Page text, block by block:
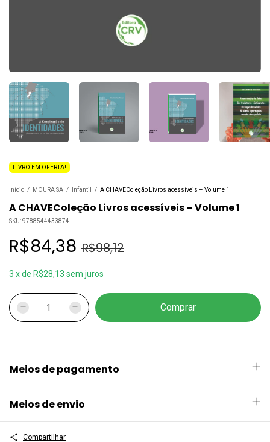
LIVRO EM OFERTA!
Início / MOURA SA / Infantil / A CHAVEColeção Livros acessíveis – Volume 1
A CHAVEColeção Livros acessíveis – Volume 1
SKU:9788544433874
R$84,38 R$98,12
3 xde R$28,13 sem juros
Meios de pagamento
Meios de envio
Compartilhar